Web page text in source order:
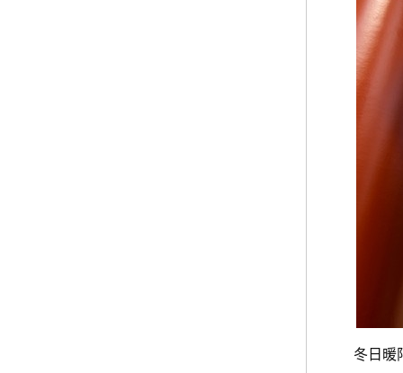
冬日暖